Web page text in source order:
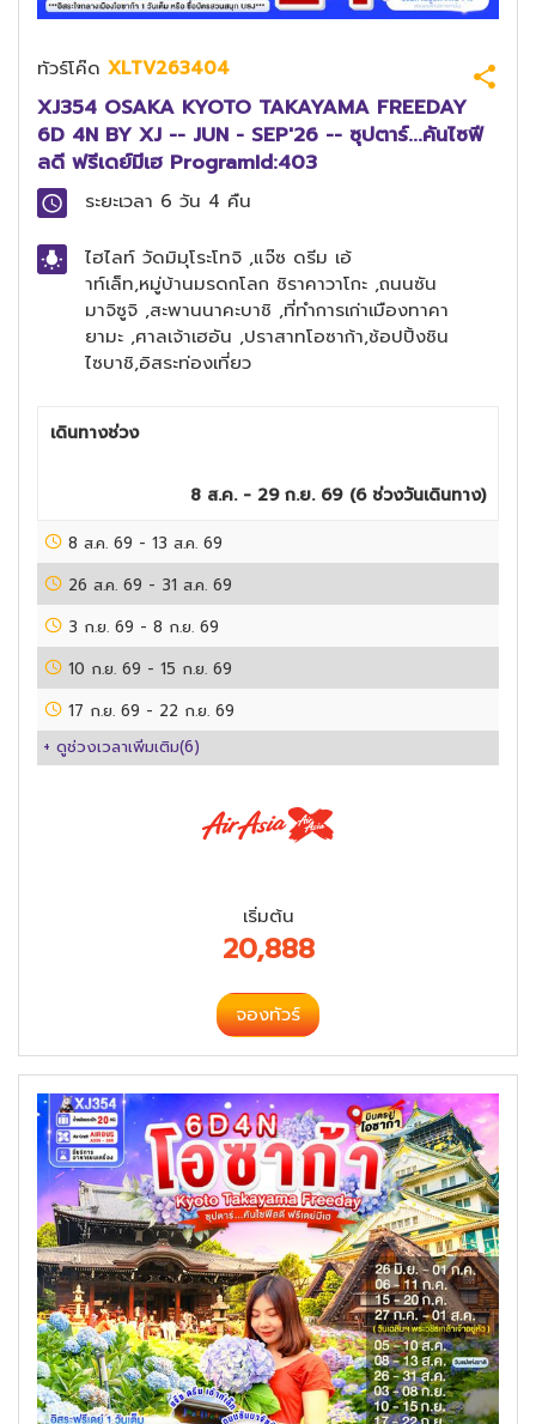
ทัวร์โค๊ด XLTV263404
XJ354 OSAKA KYOTO TAKAYAMA FREEDAY
6D 4N BY XJ -- JUN - SEP'26 -- ซุปตาร์...คันไซฟี
ลดี ฟรีเดย์มีเฮ ProgramId:403
ระยะเวลา 6 วัน 4 คืน
ไฮไลท์ วัดมิมุโระโทจิ ,แจ๊ซ ดรีม เอ้
าท์เล็ท,หมู่บ้านมรดกโลก ชิราคาวาโกะ ,ถนนซัน
มาจิซูจิ ,สะพานนาคะบาชิ ,ที่ทำการเก่าเมืองทาคา
ยามะ ,ศาลเจ้าเฮอัน ,ปราสาทโอซาก้า,ช้อปปิ้งชิน
ไซบาชิ,อิสระท่องเที่ยว
เดินทางช่วง
8 ส.ค. - 29 ก.ย. 69 (6ช่วงวันเดินทาง)
8 ส.ค. 69 - 13 ส.ค. 69
26 ส.ค. 69 - 31 ส.ค. 69
3 ก.ย. 69 - 8 ก.ย. 69
10 ก.ย. 69 - 15 ก.ย. 69
17 ก.ย. 69 - 22 ก.ย. 69
+ ดูช่วงเวลาเพิ่มเติม(6)
เริ่มต้น
20,888
จองทัวร์